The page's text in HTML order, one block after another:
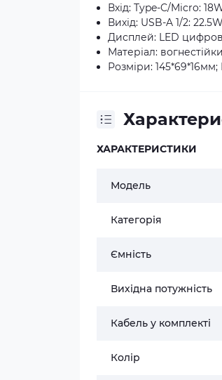
Вхід: Type-C/Micro:
Вихід: USB-A 1/2:
Дисплей: LED
Матеріал:
Розміри: 145*69*16мм;
ХАРАКТЕРИСТИКИ
Модель
Категорія
Ємність
Вихідна потужність
Кабель у комплекті
Колір